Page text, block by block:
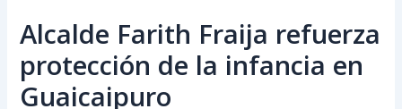
Alcalde Farith Fraija refuerza
protección de la infancia en
Guaicaipuro